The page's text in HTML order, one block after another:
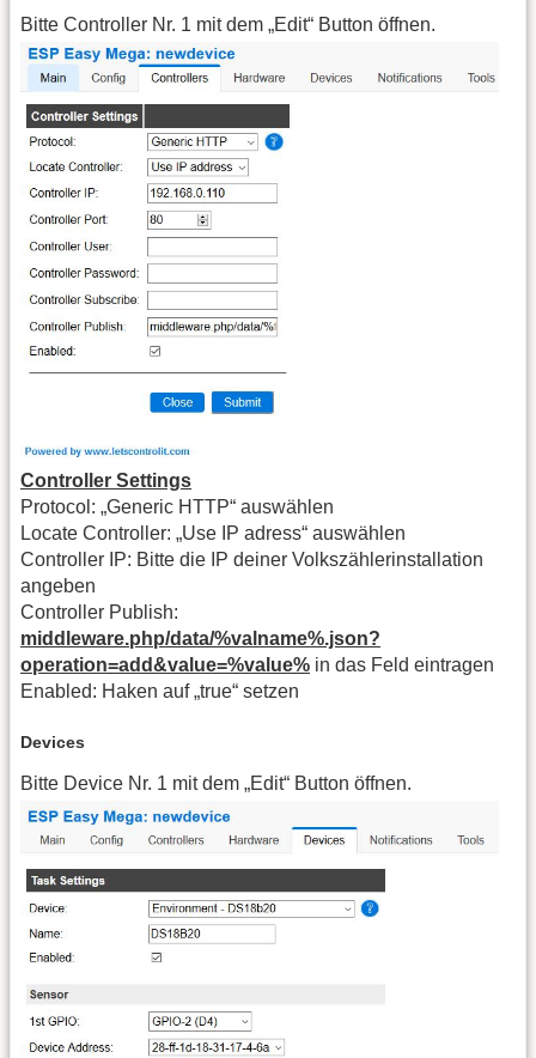
Bitte Controller Nr. 1 mit dem „Edit“ Button öffnen.
Controller Settings
Protocol: „Generic HTTP“ auswählen
Locate Controller: „Use IP adress“ auswählen
Controller IP: Bitte die IP deiner Volkszählerinstallation
angeben
Controller Publish:
middleware.php/data/%valname%.json?
operation=add&value=%value% in das Feld eintragen
Enabled: Haken auf „true“ setzen
Devices
Bitte Device Nr. 1 mit dem „Edit“ Button öffnen.